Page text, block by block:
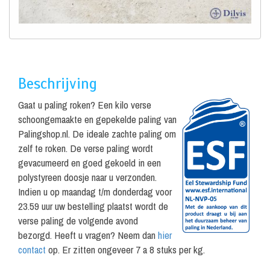
Beschrijving
Gaat u paling roken? Een kilo verse
schoongemaakte en gepekelde paling van
Palingshop.nl. De ideale zachte paling om
zelf te roken. De verse paling wordt
gevacumeerd en goed gekoeld in een
polystyreen doosje naar u verzonden.
Indien u op maandag t/m donderdag voor
23.59 uur uw bestelling plaatst wordt de
verse paling de volgende avond
bezorgd. Heeft u vragen? Neem danhier
contact op. Er zitten ongeveer 7 a 8 stuks per kg.